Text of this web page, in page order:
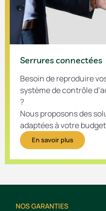
Serrures connectées​
Besoin de reproduire
système de contrôle
?
Nous proposons des
adaptées à votre
En savoir plus
NOS GARANTIES